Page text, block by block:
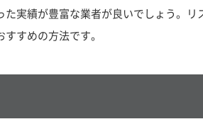
実績が豊富な業者が良いでしょう。
すめの方法です。